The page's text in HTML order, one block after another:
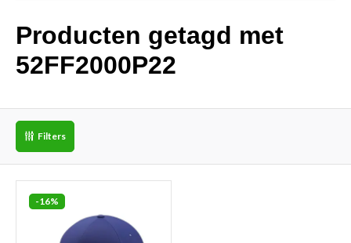
Producten getagd met
52FF2000P22
Filters
-16%